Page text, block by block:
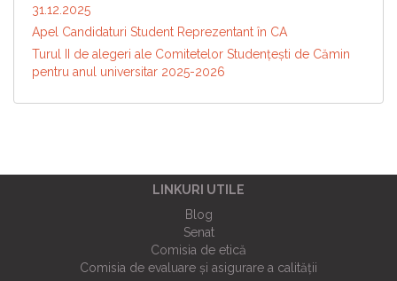
31.12.2025
Apel Candidaturi Student Reprezentant în CA
Turul II de alegeri ale Comitetelor Studențești de Cămin
pentru anul universitar 2025-2026
LINKURI UTILE
Blog
Senat
Comisia de etică
Comisia de evaluare și asigurare a calității